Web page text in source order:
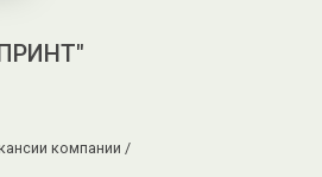
компании /